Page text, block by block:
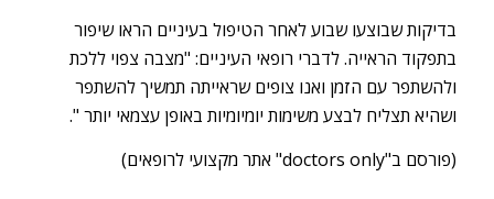
בדיקות שבוצעו שבוע לאחר הטיפול בעיניים הראו שיפור
בתפקוד הראייה. לדברי רופאי העיניים: "מצבה צפוי ללכת
ולהשתפר עם הזמן ואנו צופים שראייתה תמשיך להשתפר
ושהיא תצליח לבצע משימות יומיומיות באופן עצמאי יותר ".
(פורסם ב"doctors only" אתר מקצועי לרופאים)